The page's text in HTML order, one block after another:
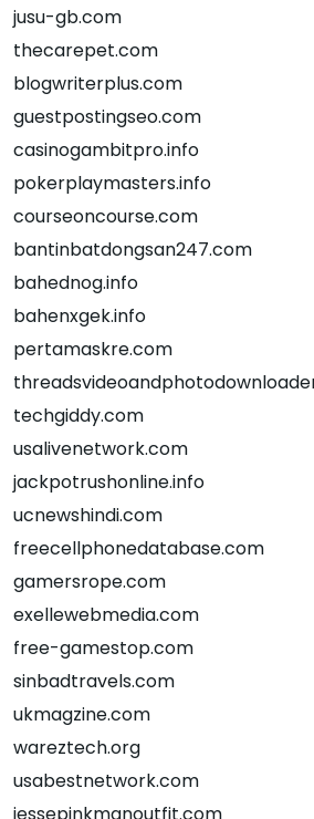
jusu-gb.com
thecarepet.com
blogwriterplus.com
guestpostingseo.com
casinogambitpro.info
pokerplaymasters.info
courseoncourse.com
bantinbatdongsan247.com
bahednog.info
bahenxgek.info
pertamaskre.com
techgiddy.com
usalivenetwork.com
jackpotrushonline.info
ucnewshindi.com
freecellphonedatabase.com
gamersrope.com
exellewebmedia.com
free-gamestop.com
sinbadtravels.com
ukmagzine.com
wareztech.org
usabestnetwork.com